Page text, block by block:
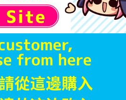
※詳細につきましてはコチラ
状態 :A
オンライン
品切状態 1,980円 税込